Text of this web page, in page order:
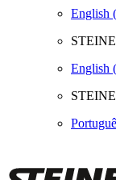
English
English